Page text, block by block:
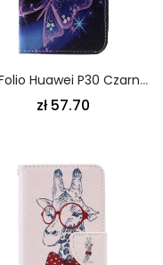
Etui Folio Huawei P30 Czarny Motyle I Kwiaty Etui Ochronne
zł 57.70